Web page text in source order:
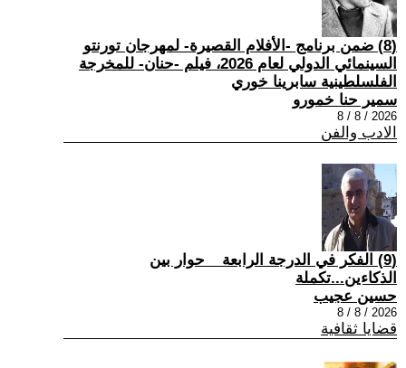
(8) ضمن برنامج -الأفلام القصيرة- لمهرجان تورنتو
السينمائي الدولي لعام 2026، فيلم -حنان- للمخرجة
الفلسلطينية سابرينا خوري
سمير حنا خمورو
2026 / 8 / 8
الادب والفن
(9) الفكر في الدرجة الرابعة _ حوار بين
الذكاءين...تكملة
حسين عجيب
2026 / 8 / 8
قضايا ثقافية